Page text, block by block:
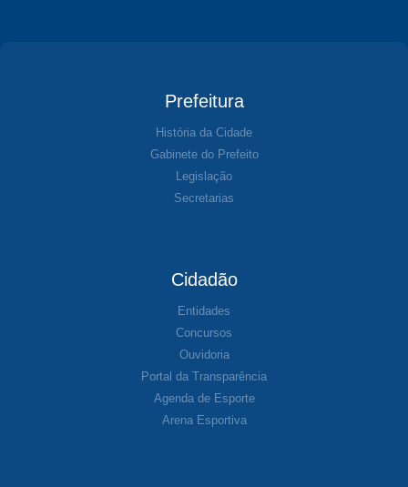
Prefeitura
História da Cidade
Gabinete do Prefeito
Legislação
Secretarias
Cidadão
Entidades
Concursos
Ouvidoria
Portal da Transparência
Agenda de Esporte
Arena Esportiva